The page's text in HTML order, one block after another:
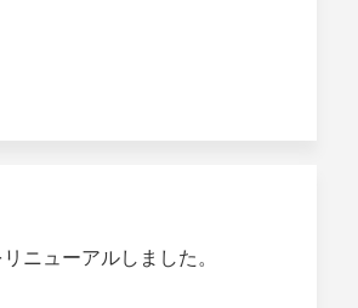
ニューアルしました。